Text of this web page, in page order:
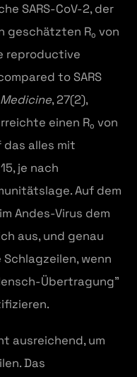
SARS-CoV-2, der
geschätzten R₀ von
reproductive
to SARS
, 27(2),
einen R₀ von
das alles mit
je nach
Auf dem
Andes-Virus dem
aus, und genau
wenn
Übertragung”
ausreichend, um
Das